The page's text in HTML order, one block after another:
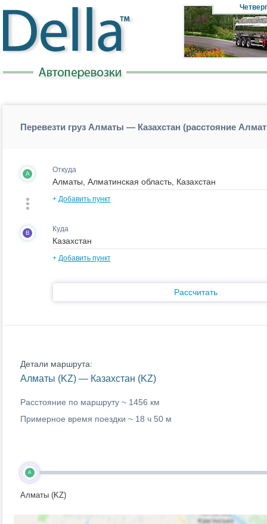
Четверг
Перевезти груз Алматы — Казахстан (расстояние
A Откуда
+ Добавить пункт
B Куда
+ Добавить пункт
Рассчитать
Детали маршрута:
Алматы (KZ) — Казахстан (KZ)
Расстояние по маршруту ~ 1456 км
Примерное время поездки ~ 18 ч 50 м
A
Алматы (KZ)